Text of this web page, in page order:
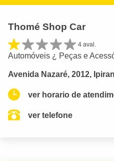
Thomé Shop Car
4 aval.
Automóveis ¿ Peças e
Avenida Nazaré, 2012,
ver horario de
ver telefone